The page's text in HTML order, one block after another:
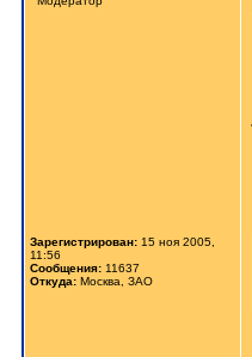
Зарегистрирован: 15 ноя 2005,
11:56
Сообщения: 11637
Откуда: Москва, ЗАО